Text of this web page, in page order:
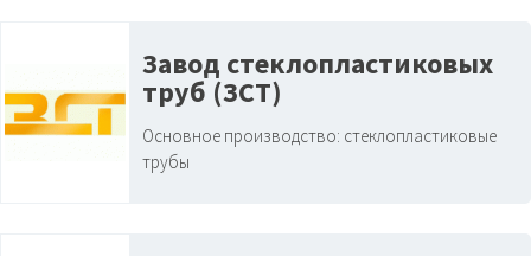
Завод стеклопластиковых
труб (ЗСТ)
Основное производство: стеклопластиковые
трубы